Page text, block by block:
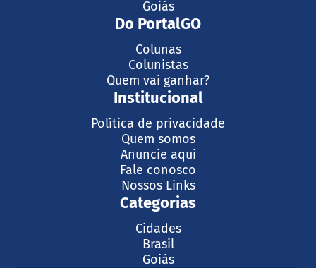
Goiás
Do PortalGO
Colunas
Colunistas
Quem vai ganhar?
Institucional
Política de privacidade
Quem somos
Anuncie aqui
Fale conosco
Nossos Links
Categorias
Cidades
Brasil
Goiás